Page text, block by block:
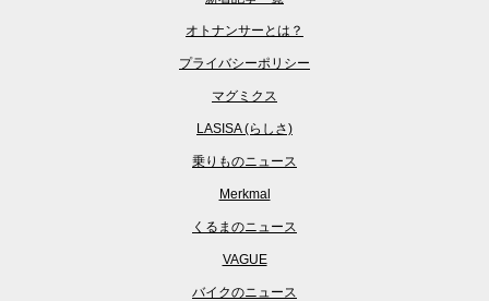
オトナンサーとは？
プライバシーポリシー
マグミクス
LASISA (らしさ)
乗りものニュース
Merkmal
くるまのニュース
VAGUE
バイクのニュース